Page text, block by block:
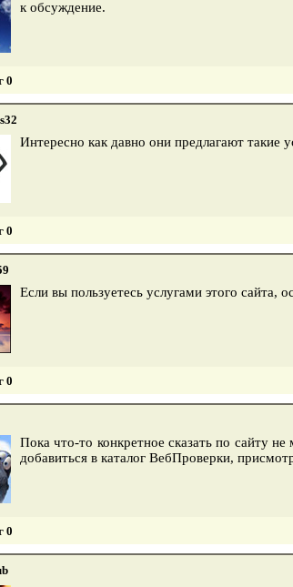
к обсуждение.
0
Интересно как давно они предлагают такие
0
Если вы пользуетесь услугами этого
0
Пока что-то конкретное сказать по сайту
добавиться в каталог ВебПроверки,
0